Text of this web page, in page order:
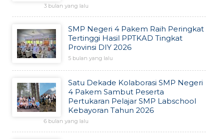
3 bulan yang lalu
SMP Negeri 4 Pakem Raih Peringkat
Tertinggi Hasil PPTKAD Tingkat
Provinsi DIY 2026
5 bulan yang lalu
Satu Dekade Kolaborasi SMP Negeri
4 Pakem Sambut Peserta
Pertukaran Pelajar SMP Labschool
Kebayoran Tahun 2026
6 bulan yang lalu